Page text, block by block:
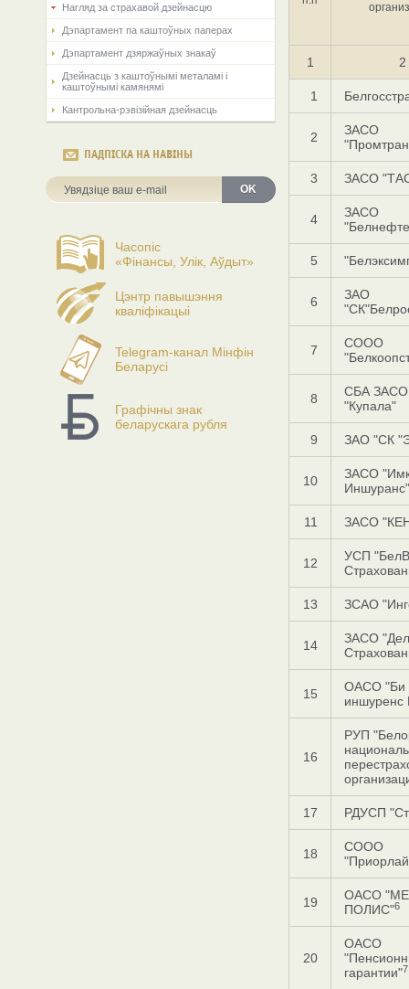
Нагляд за страхавой дзейнасцю
Дэпартамент па каштоўных паперах
Дэпартамент дзяржаўных знакаў
Дзейнасць з каштоўнымі металамі і
каштоўнымі камянямі
Кантрольна-рэвізійная дзейнасць
ПАДПІСКА НА НАВІНЫ
OK
Часопіс
«Фінансы, Улік, Аўдыт»
Цэнтр павышэння
кваліфікацыі
Telegram-канал Мінфін
Беларусі
Графічны знак
беларускага рубля
1 2
1
2
ЗАСО
3 ЗАСО
4
ЗАСО
5
6
ЗАО
7
СООО
8
СБА ЗАСО
"Купала"
9 ЗАО "СК
10
ЗАСО
Иншуранс"
11 ЗАСО
12
УСП
13 ЗСАО
14
ЗАСО
15
ОАСО "Би
иншуренс
16
РУП
17 РДУСП
18
СООО
19
ОАСО
ПОЛИС"6
20
ОАСО
гарантии"7